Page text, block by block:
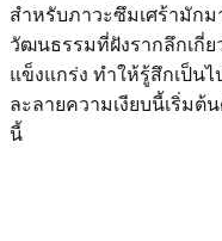
สำหรับภาวะซึมเศร้ามัก
วัฒนธรรมที่ฝังรากลึกเกี่
แข็งแกร่ง ทำให้รู้สึกเป็น
ละลายความเงียบนี้เริ่มต้
นี้